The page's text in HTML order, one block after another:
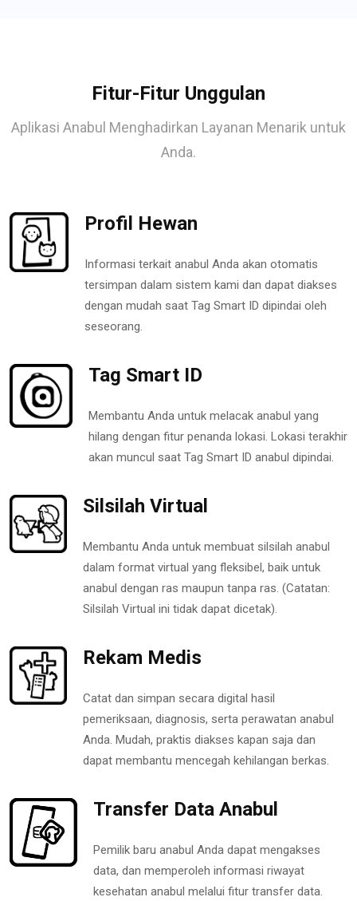
Fitur-Fitur Unggulan
Aplikasi Anabul Menghadirkan Layanan Menarik untuk
Anda.
Profil Hewan
Informasi terkait anabul Anda akan otomatis
tersimpan dalam sistem kami dan dapat diakses
dengan mudah saat Tag Smart ID dipindai oleh
seseorang.
Tag Smart ID
Membantu Anda untuk melacak anabul yang
hilang dengan fitur penanda lokasi. Lokasi terakhir
akan muncul saat Tag Smart ID anabul dipindai.
Silsilah Virtual
Membantu Anda untuk membuat silsilah anabul
dalam format virtual yang fleksibel, baik untuk
anabul dengan ras maupun tanpa ras. (Catatan:
Silsilah Virtual ini tidak dapat dicetak).
Rekam Medis
Catat dan simpan secara digital hasil
pemeriksaan, diagnosis, serta perawatan anabul
Anda. Mudah, praktis diakses kapan saja dan
dapat membantu mencegah kehilangan berkas.
Transfer Data Anabul
Pemilik baru anabul Anda dapat mengakses
data, dan memperoleh informasi riwayat
kesehatan anabul melalui fitur transfer data.